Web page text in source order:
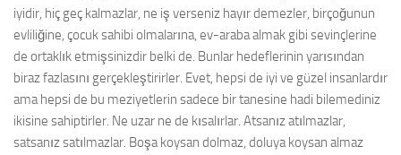
iyidir, hiç geç kalmazlar, ne iş verseniz hayır demezler, birçoğunun
evliliğine, çocuk sahibi olmalarına, ev-araba almak gibi sevinçlerine
de ortaklık etmişsinizdir belki de. Bunlar hedeflerinin yarısından
biraz fazlasını gerçekleştirirler. Evet, hepsi de iyi ve güzel insanlardır
ama hepsi de bu meziyetlerin sadece bir tanesine hadi bilemediniz
ikisine sahiptirler. Ne uzar ne de kısalırlar. Atsanız atılmazlar,
satsanız satılmazlar. Boşa koysan dolmaz, doluya koysan almaz